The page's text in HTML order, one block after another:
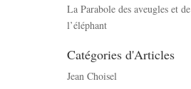
La Parabole des aveugles et de
l’éléphant
Catégories d'Articles
Jean Choisel